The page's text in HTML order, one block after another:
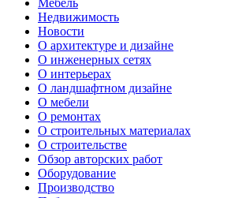
Мебель
Недвижимость
Новости
О архитектуре и дизайне
О инженерных сетях
О интерьерах
О ландшафтном дизайне
О мебели
О ремонтах
О строительных материалах
О строительстве
Обзор авторских работ
Оборудование
Производство